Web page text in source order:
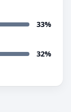
33%
32%